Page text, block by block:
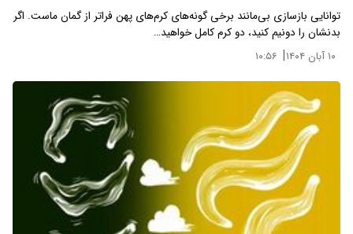
توانایی بازسازی بی‌مانند برخی گونه‌های کرم‌های پهن فراتر از گمان ماست. اگر
بدنشان را دونیم کنید، دو کرم کامل خواهید…
۱۰ آبان ۱۴۰۴ | ۱۰:۵۶